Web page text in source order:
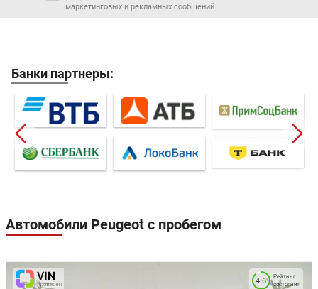
маркетинговых и рекламных сообщений
Банки партнеры:
Автомобили Peugeot с пробегом
Рейтинг
состояния
4.6